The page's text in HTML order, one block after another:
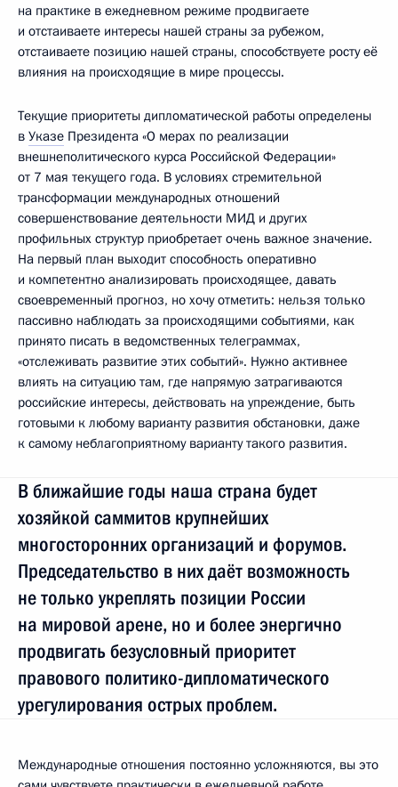
на практике в ежедневном режиме продвигаете
и отстаиваете интересы нашей страны за рубежом,
отстаиваете позицию нашей страны, способствуете росту её
влияния на происходящие в мире процессы.
Текущие приоритеты дипломатической работы определены
в Указе Президента «О мерах по реализации
внешнеполитического курса Российской Федерации»
от 7 мая текущего года. В условиях стремительной
трансформации международных отношений
совершенствование деятельности МИД и других
профильных структур приобретает очень важное значение.
На первый план выходит способность оперативно
и компетентно анализировать происходящее, давать
своевременный прогноз, но хочу отметить: нельзя только
пассивно наблюдать за происходящими событиями, как
принято писать в ведомственных телеграммах,
«отслеживать развитие этих событий». Нужно активнее
влиять на ситуацию там, где напрямую затрагиваются
российские интересы, действовать на упреждение, быть
готовыми к любому варианту развития обстановки, даже
к самому неблагоприятному варианту такого развития.
В ближайшие годы наша страна будет
хозяйкой саммитов крупнейших
многосторонних организаций и форумов.
Председательство в них даёт возможность
не только укреплять позиции России
на мировой арене, но и более энергично
продвигать безусловный приоритет
правового политико-дипломатического
урегулирования острых проблем.
Международные отношения постоянно усложняются, вы это